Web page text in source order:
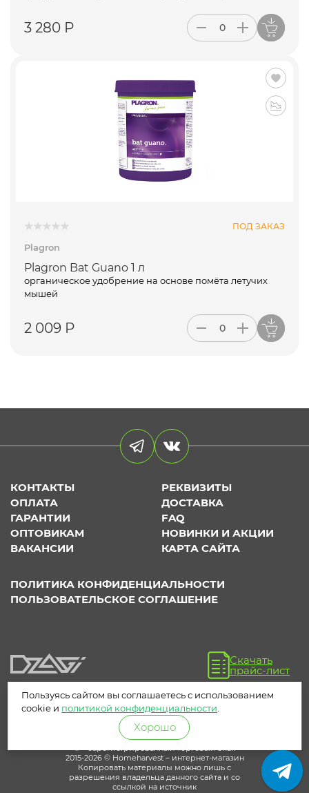
3 280 Р
ПОД ЗАКАЗ
Plagron
Plagron Bat Guano 1 л
органическое удобрение на основе помёта летучих
мышей
2 009 Р
КОНТАКТЫ
РЕКВИЗИТЫ
ОПЛАТА
ДОСТАВКА
ГАРАНТИИ
FAQ
ОПТОВИКАМ
НОВИНКИ И АКЦИИ
ВАКАНСИИ
КАРТА САЙТА
ПОЛИТИКА КОНФИДЕНЦИАЛЬНОСТИ
ПОЛЬЗОВАТЕЛЬСКОЕ СОГЛАШЕНИЕ
Скачать
прайс-лист
® – зарегистрированный торговый знак
2015-2026 © Homeharvest – интернет-магазин
Копировать материалы можно лишь с
разрешения владельца данного сайта и со
ссылкой на источник
Пользуясь сайтом вы соглашаетесь с использованием
cookie и политикой конфиденциальности
Хорошо